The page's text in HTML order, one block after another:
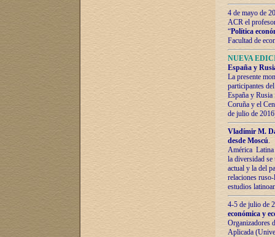
4 de mayo de
ACR el
“Política
Facultad de
NUEVA
España y
La presente
participantes
España y
Coruña y el
de julio de
Vladímir М.
desde Moscú.
América Latina
la diversidad
actual у lа del
relaciones
estudios
4-5 de julio de
económica y
Organizadores
Aplicada